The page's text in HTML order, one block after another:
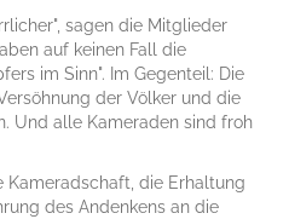
sagen die Mitglieder
auf keinen Fall die
im Sinn". Im Gegenteil: Die
der Völker und die
Und alle Kameraden sind froh
Kameradschaft, die Erhaltung
des Andenkens an die